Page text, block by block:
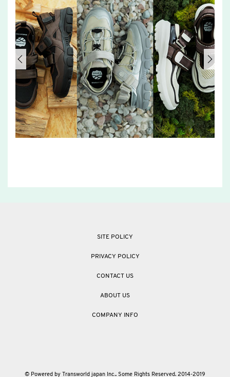
SITE POLICY
PRIVACY POLICY
CONTACT US
ABOUT US
COMPANY INFO
© Powered by Transworld japan Inc.. Some Rights Reserved. 2014-2019